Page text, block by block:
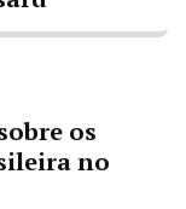
os
no